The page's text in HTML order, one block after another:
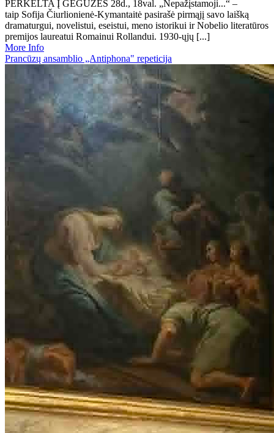
PERKELTA Į GEGUŽĖS 28d., 18val. „Nepažįstamoji...“ –
taip Sofija Čiurlionienė-Kymantaitė pasirašė pirmąjį savo laišką
dramaturgui, novelistui, eseistui, meno istorikui ir Nobelio literatūros
premijos laureatui Romainui Rollandui. 1930-ųjų [...]
More Info
Prancūzų ansamblio „Antiphona" repeticija